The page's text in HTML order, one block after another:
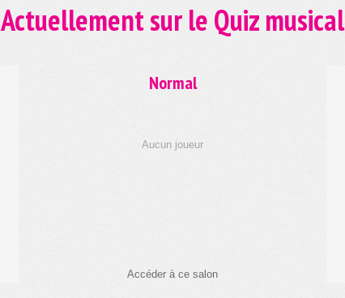
Actuellement sur le Quiz musical
Normal
Aucun joueur
Accéder à ce salon